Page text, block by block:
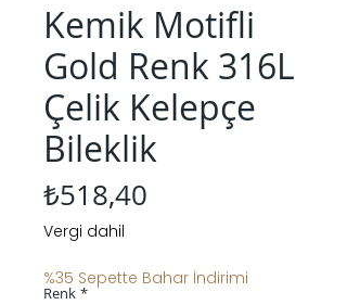
Kemik Motifli
Gold Renk 316L
Çelik Kelepçe
Bileklik
₺518,40
Vergi dahil
%35 Sepette Bahar İndirimi
Renk *